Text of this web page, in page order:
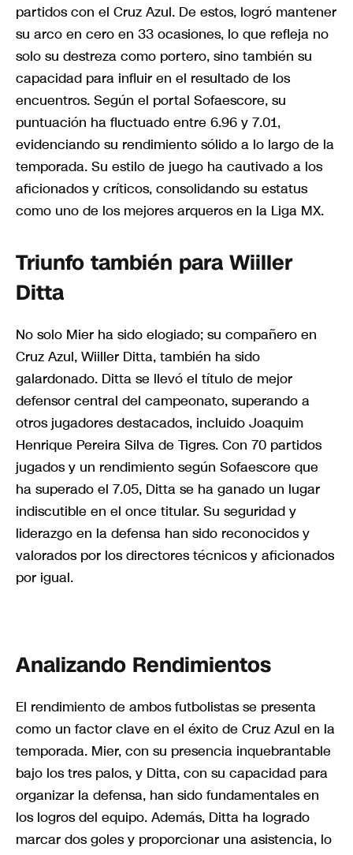
partidos con el Cruz Azul. De estos, logró mantener
su arco en cero en 33 ocasiones, lo que refleja no
solo su destreza como portero, sino también su
capacidad para influir en el resultado de los
encuentros. Según el portal Sofaescore, su
puntuación ha fluctuado entre 6.96 y 7.01,
evidenciando su rendimiento sólido a lo largo de la
temporada. Su estilo de juego ha cautivado a los
aficionados y críticos, consolidando su estatus
como uno de los mejores arqueros en la Liga MX.
Triunfo también para Wiiller
Ditta
No solo Mier ha sido elogiado; su compañero en
Cruz Azul, Wiiller Ditta, también ha sido
galardonado. Ditta se llevó el título de mejor
defensor central del campeonato, superando a
otros jugadores destacados, incluido Joaquim
Henrique Pereira Silva de Tigres. Con 70 partidos
jugados y un rendimiento según Sofaescore que
ha superado el 7.05, Ditta se ha ganado un lugar
indiscutible en el once titular. Su seguridad y
liderazgo en la defensa han sido reconocidos y
valorados por los directores técnicos y aficionados
por igual.
Analizando Rendimientos
El rendimiento de ambos futbolistas se presenta
como un factor clave en el éxito de Cruz Azul en la
temporada. Mier, con su presencia inquebrantable
bajo los tres palos, y Ditta, con su capacidad para
organizar la defensa, han sido fundamentales en
los logros del equipo. Además, Ditta ha logrado
marcar dos goles y proporcionar una asistencia, lo